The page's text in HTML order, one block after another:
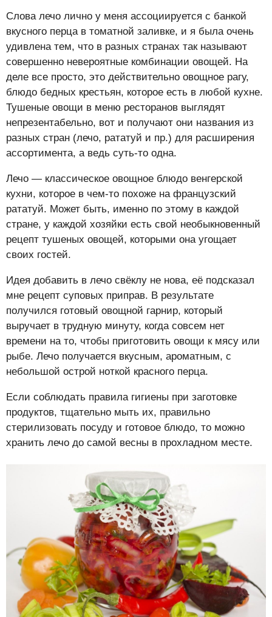
Слова лечо лично у меня ассоциируется с банкой
вкусного перца в томатной заливке, и я была очень
удивлена тем, что в разных странах так называют
совершенно невероятные комбинации овощей. На
деле все просто, это действительно овощное рагу,
блюдо бедных крестьян, которое есть в любой кухне.
Тушеные овощи в меню ресторанов выглядят
непрезентабельно, вот и получают они названия из
разных стран (лечо, рататуй и пр.) для расширения
ассортимента, а ведь суть-то одна.
Лечо — классическое овощное блюдо венгерской
кухни, которое в чем-то похоже на французский
рататуй. Может быть, именно по этому в каждой
стране, у каждой хозяйки есть свой необыкновенный
рецепт тушеных овощей, которыми она угощает
своих гостей.
Идея добавить в лечо свёклу не нова, её подсказал
мне рецепт суповых приправ. В результате
получился готовый овощной гарнир, который
выручает в трудную минуту, когда совсем нет
времени на то, чтобы приготовить овощи к мясу или
рыбе. Лечо получается вкусным, ароматным, с
небольшой острой ноткой красного перца.
Если соблюдать правила гигиены при заготовке
продуктов, тщательно мыть их, правильно
стерилизовать посуду и готовое блюдо, то можно
хранить лечо до самой весны в прохладном месте.